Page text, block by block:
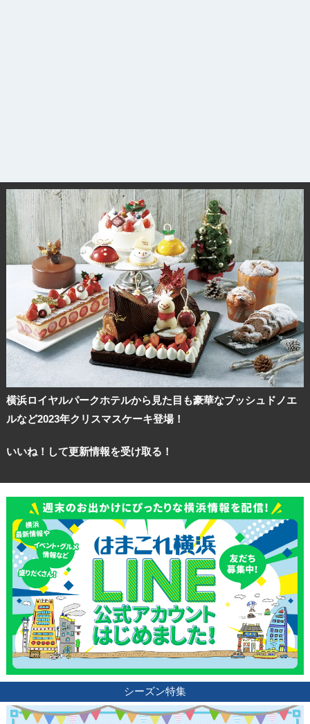
横浜ロイヤルパークホテルから見た目も豪華なブッシュドノエ
ルなど2023年クリスマスケーキ登場！
いいね！して更新情報を受け取る！
シーズン特集
観光ガイド
ランキング
ブログ記事
サイトについて